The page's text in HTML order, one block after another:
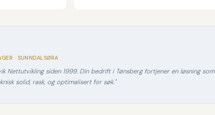
· SUNNDALSØRA
Nettutvikling siden 1999. Din bedrift i Tønsberg fortjener en løsning som
solid, rask, og optimalisert for søk."